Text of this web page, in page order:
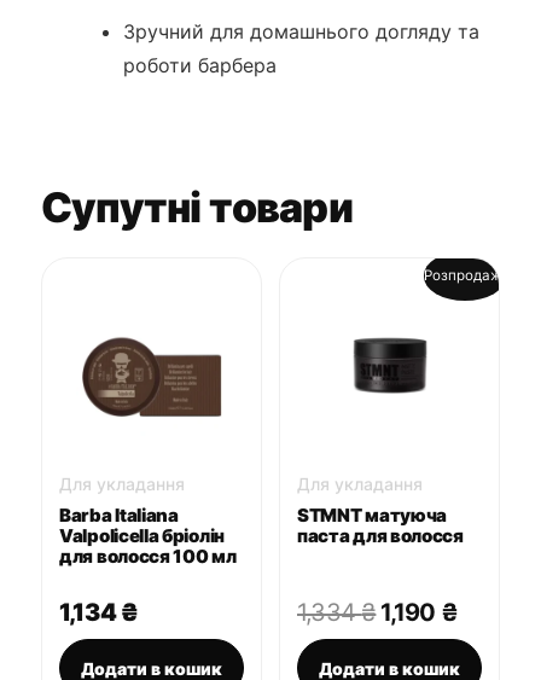
Зручний для домашнього догляду та
роботи барбера
Супутні товари
Для укладання
Barba Italiana
Valpolicella бріолін
для волосся 100 мл
1,134₴
Додати в кошик
Розпродаж!
Для укладання
STMNT матуюча
паста для волосся
1,334₴Оригінальна
ціна:
1,334 ₴.
1,190 ₴
ціна:
1,190
Додати в кошик